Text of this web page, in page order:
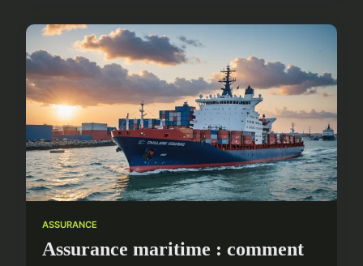
ASSURANCE
Assurance maritime : comment